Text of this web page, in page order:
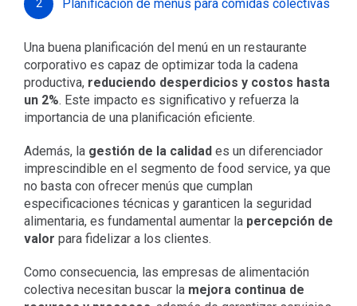
Una buena planificación del menú en un restaurante
corporativo es capaz de optimizar toda la cadena
productiva, reduciendo desperdicios y costos hasta
un 2%. Este impacto es significativo y refuerza la
importancia de una planificación eficiente.
Además, la gestión de la calidad es un diferenciador
imprescindible en el segmento de food service, ya que
no basta con ofrecer menús que cumplan
especificaciones técnicas y garanticen la seguridad
alimentaria, es fundamental aumentar la percepción de
valor para fidelizar a los clientes.
Como consecuencia, las empresas de alimentación
colectiva necesitan buscar la mejora continua de
2 Planificación de menús para comidas colectivas